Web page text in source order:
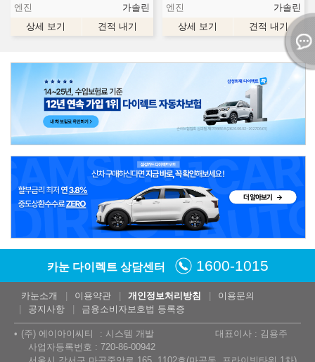
엔진
가솔린
상세 보기
견적 내기
엔진
가솔린
상세 보기
견적 내기
카눈 다이렉트 상담센터 1600-1015
카눈소개 이용약관 개인정보처리방침
이용문의
공지사항
금융소비자보호법 등록증
(주) 에이아이씨티 시스템 개발
대표이사 : 김용주
사업자등록번호 : 720-86-00942